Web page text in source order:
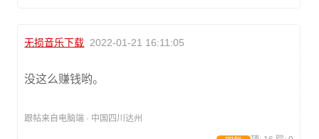
无损音乐下载 2022-01-21 16:11:05
没这么赚钱哟。
跟帖来自电脑端 · 中国四川达州